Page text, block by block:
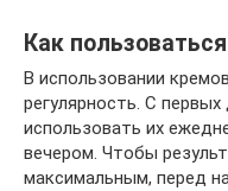
Как пользоваться
В использовании
регулярность. С
использовать их
вечером. Чтобы
максимальным, перед